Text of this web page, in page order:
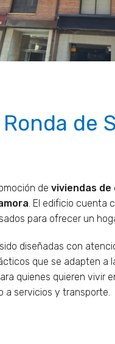
de
deviviendas de
. El edificio cuenta
para ofrecer un
diseñadas con
que se adapten a
quienes quieren vivir
a servicios y transporte.